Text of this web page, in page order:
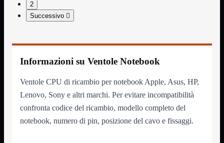
Batterie
Connettori
Gruppi
Multiprese
Mostra tutti i prodotti
5Volts
2
Successivo 
Informazioni su Ventole Notebook
Ventole CPU di ricambio per notebook Apple, Asus, HP,
Lenovo, Sony e altri marchi. Per evitare incompatibilità
confronta codice del ricambio, modello completo del
notebook, numero di pin, posizione del cavo e fissaggi.